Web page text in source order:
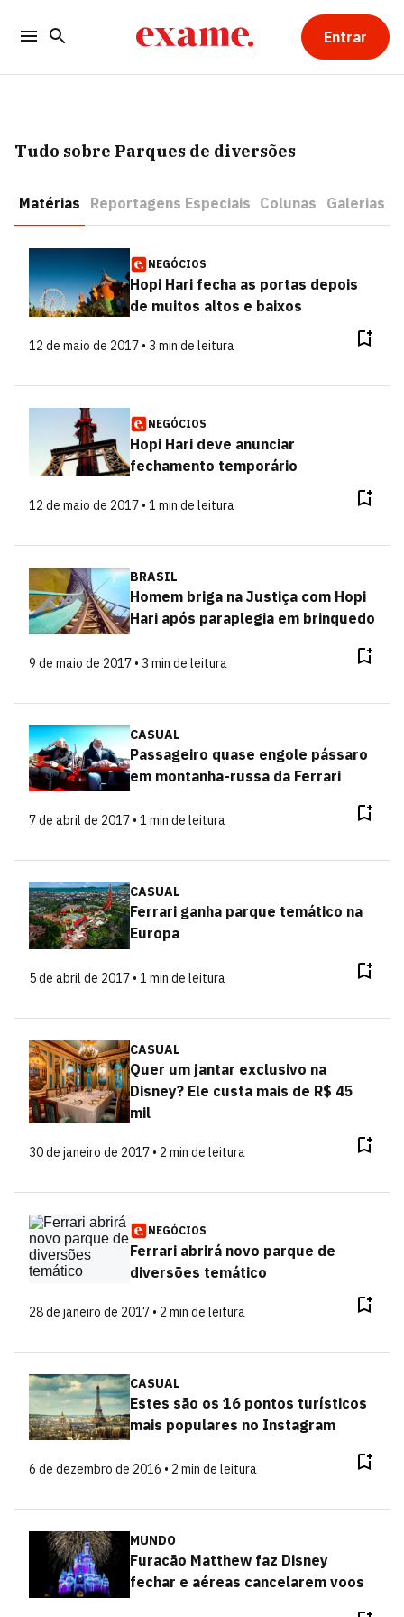
Entrar
Tudo sobre Parques de diversões
Matérias Reportagens Especiais Colunas Galerias
NEGÓCIOS
Hopi Hari fecha as portas depois
de muitos altos e baixos
12 de maio de 2017 • 3 min de leitura
NEGÓCIOS
Hopi Hari deve anunciar
fechamento temporário
12 de maio de 2017 • 1 min de leitura
BRASIL
Homem briga na Justiça com Hopi
Hari após paraplegia em brinquedo
9 de maio de 2017 • 3 min de leitura
CASUAL
Passageiro quase engole pássaro
em montanha-russa da Ferrari
7 de abril de 2017 • 1 min de leitura
CASUAL
Ferrari ganha parque temático na
Europa
5 de abril de 2017 • 1 min de leitura
CASUAL
Quer um jantar exclusivo na
Disney? Ele custa mais de R$ 45
mil
30 de janeiro de 2017 • 2 min de leitura
NEGÓCIOS
Ferrari abrirá novo parque de
diversões temático
28 de janeiro de 2017 • 2 min de leitura
CASUAL
Estes são os 16 pontos turísticos
mais populares no Instagram
6 de dezembro de 2016 • 2 min de leitura
MUNDO
Furacão Matthew faz Disney
fechar e aéreas cancelarem voos